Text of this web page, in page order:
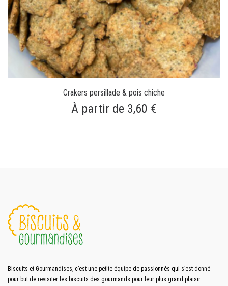
Crakers persillade & pois chiche
À partir de 3,60 €
Biscuits et Gourmandises, c’est une petite équipe de passionnés qui s’est donné
pour but de revisiter les biscuits des gourmands pour leur plus grand plaisir.